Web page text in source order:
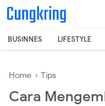
-->
BUSINNES LIFESTYLE
Home › Tips
Cara